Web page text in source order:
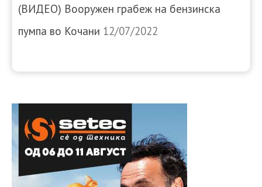
(ВИДЕО) Вооружен грабеж на бензинска
пумпа во Кочани 12/07/2022